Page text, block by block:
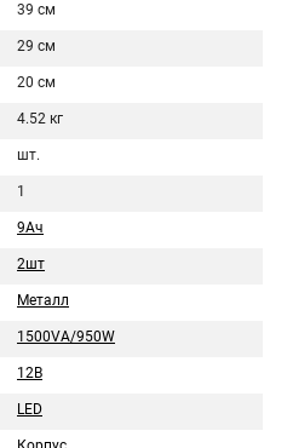
39 см
29 см
20 см
4.52 кг
шт.
1
9Aч
2шт
Металл
1500VA/950W
12В
LED